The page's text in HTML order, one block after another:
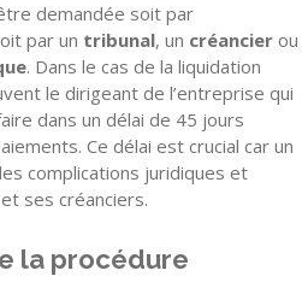
demandée soit par
par un tribunal, un créancier ou
. Dans le cas de la liquidation
le dirigeant de l’entreprise qui
dans un délai de 45 jours
Ce délai est crucial car un
complications juridiques et
ses créanciers.
la procédure